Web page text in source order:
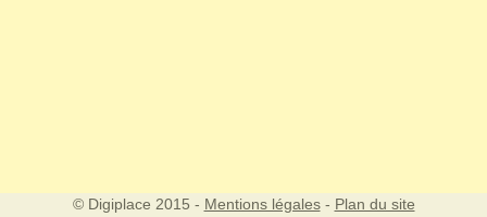
© Digiplace 2015 - Mentions légales- Plan du site